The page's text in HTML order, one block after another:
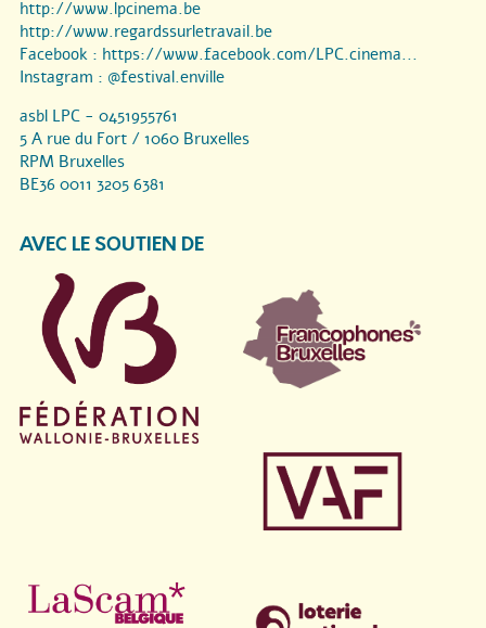
http://www.lpcinema.be
http://www.regardssurletravail.be
Facebook : https://www.facebook.com/LPC.cinema...
Instagram : @festival.enville
asbl LPC - 0451955761
5 A rue du Fort / 1060 Bruxelles
RPM Bruxelles
BE36 0011 3205 6381
AVEC LE SOUTIEN DE